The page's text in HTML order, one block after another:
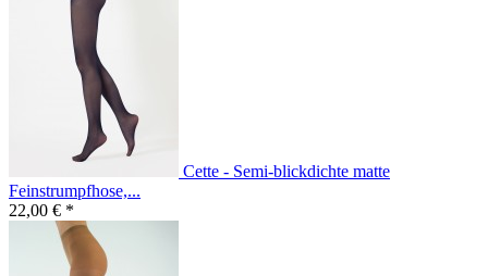
Cette - Semi-blickdichte matte
Feinstrumpfhose,...
22,00 € *